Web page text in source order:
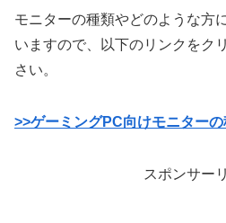
モニターの種類やどのような方
いますので、以下のリンクをク
さい。
>>ゲーミングPC向けモニター
スポンサー